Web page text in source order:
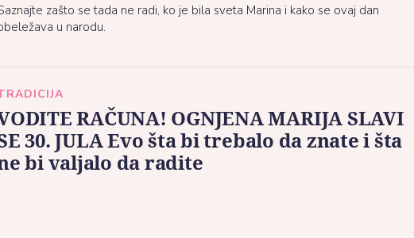
zašto se tada ne radi, ko je bila sveta Marina i kako se ovaj dan
u narodu.
RAČUNA! OGNJENA MARIJA SLAVI
30. JULA Evo šta bi trebalo da znate i šta
bi valjalo da radite